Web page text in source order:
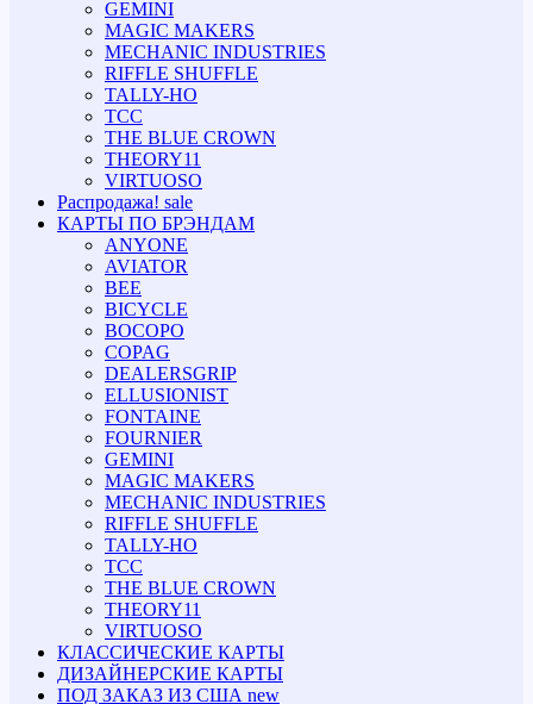
GEMINI
MAGIC MAKERS
MECHANIC INDUSTRIES
RIFFLE SHUFFLE
TALLY-HO
TCC
THE BLUE CROWN
THEORY11
VIRTUOSO
Распродажа! sale
КАРТЫ ПО БРЭНДАМ
ANYONE
AVIATOR
BEE
BICYCLE
BOCOPO
COPAG
DEALERSGRIP
ELLUSIONIST
FONTAINE
FOURNIER
GEMINI
MAGIC MAKERS
MECHANIC INDUSTRIES
RIFFLE SHUFFLE
TALLY-HO
TCC
THE BLUE CROWN
THEORY11
VIRTUOSO
КЛАССИЧЕСКИЕ КАРТЫ
ДИЗАЙНЕРСКИЕ КАРТЫ
ПОД ЗАКАЗ ИЗ США new